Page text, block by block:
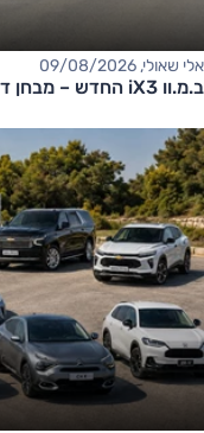
אלי שאולי, 09/08/2026
ב.מ.וו iX3 החדש – מבחן דרכים